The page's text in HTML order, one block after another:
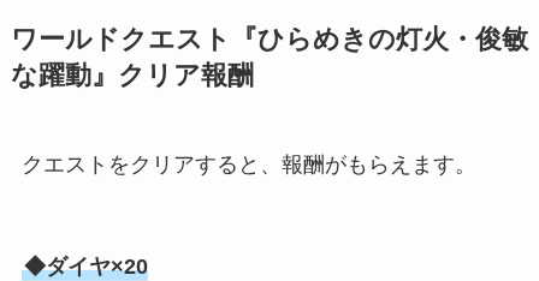
ワールドクエスト『ひらめきの灯火・俊敏
な躍動』クリア報酬
クエストをクリアすると、報酬がもらえます。
◆ダイヤ×20